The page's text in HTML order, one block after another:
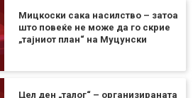
Мицкоски сака насилство – затоа
што повеќе не може да го скрие
„тајниот план“ на Муцунски
Цел ден „талог“ – организираната